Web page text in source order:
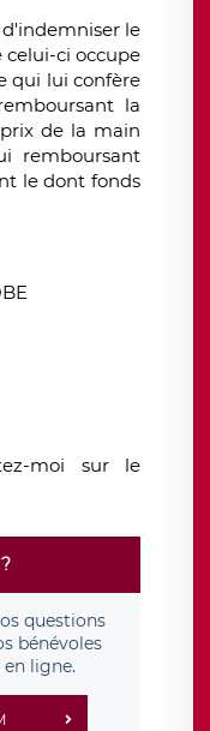
le
celui-ci occupe
qui lui confère
la
de la main
remboursant
le dont fonds
moi sur le
questions
bénévoles
ligne.